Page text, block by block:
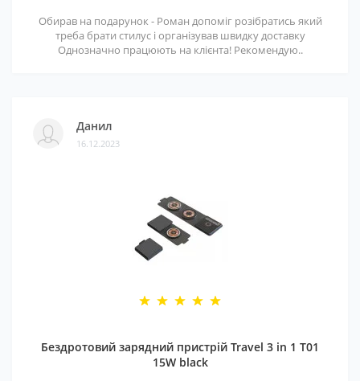
Обирав на подарунок - Роман допоміг розібратись який
треба брати стилус і організував швидку доставку
Однозначно працюють на клієнта! Рекомендую..
Данил
16.12.2023
Бездротовий зарядний пристрій Travel 3 in 1 T01
15W black